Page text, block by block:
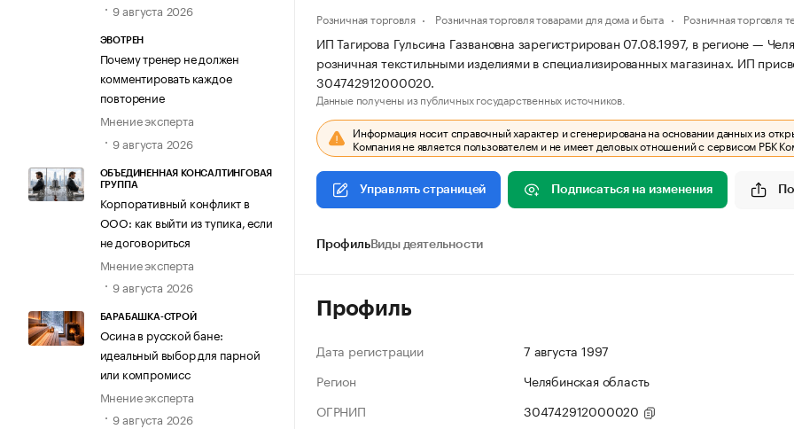
9 августа 2026
ЭВОТРЕН
Почему тренер не должен
комментировать каждое
повторение
Мнение эксперта
9 августа 2026
ОБЪЕДИНЕННАЯ КОНСАЛТИНГОВАЯ
ГРУППА
Корпоративный конфликт в
ООО: как выйти из тупика, если
не договориться
Мнение эксперта
9 августа 2026
БАРАБАШКА-СТРОЙ
Осина в русской бане:
идеальный выбор для парной
или компромисс
Мнение эксперта
9 августа 2026
Розничная торговля Розничная торговля товарами для дома и быта Розничная торговля
ИП Тагирова Гульсина Газвановна зарегистрирован 07.08.1997, в регионе —
розничная текстильными изделиями в специализированных магазинах. ИП
304742912000020.
Данные получены из публичных государственных источников.
Информация носит справочный характер и сгенерирована на основании данных из
Компания не является пользователем и не имеет деловых отношений с сервисом РБК
Управлять страницей Подписаться на изменения
ПрофильВиды деятельности
Профиль
Дата регистрации
7 августа 1997
Регион
Челябинская область
ОГРНИП
304742912000020